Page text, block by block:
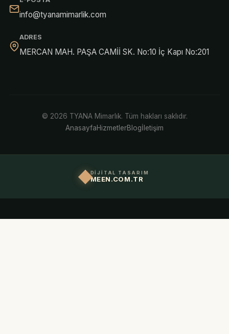
info@tyanamimarlik.com
ADRES
MERCAN MAH. PAŞA CAMİİ SK. No:10 İç Kapı No:201
© 2026 TYANA Mimarlık. Tüm hakları saklıdır.
AnasayfaHizmetlerBlogİletişim
DİJİTAL TASARIM
MEEN.COM.TR